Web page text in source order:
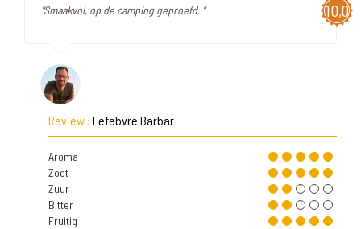
10,0
"Smaakvol, op de camping geproefd. "
Review : Lefebvre Barbar
Aroma
Zoet
Zuur
Bitter
Fruitig